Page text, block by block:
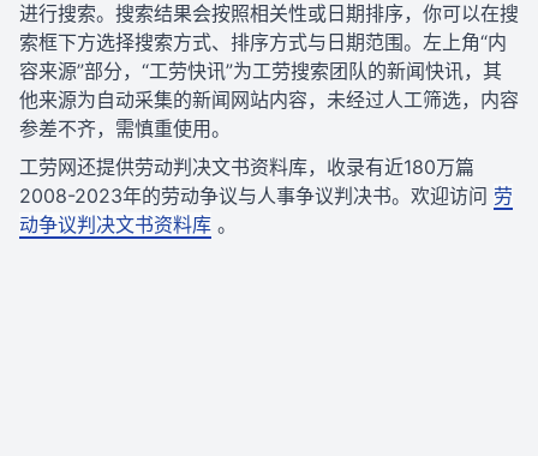
进行搜索。搜索结果会按照相关性或日期排序，你可以在搜
索框下方选择搜索方式、排序方式与日期范围。左上角“内
容来源”部分，“工劳快讯”为工劳搜索团队的新闻快讯，其
他来源为自动采集的新闻网站内容，未经过人工筛选，内容
参差不齐，需慎重使用。
工劳网还提供劳动判决文书资料库，收录有近180万篇
2008-2023年的劳动争议与人事争议判决书。欢迎访问 劳
动争议判决文书资料库 。